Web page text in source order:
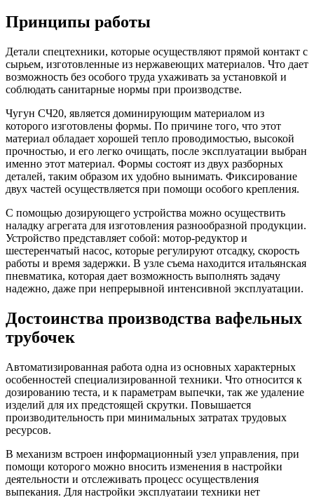
Принципы работы
Детали спецтехники, которые осуществляют прямой контакт с
сырьем, изготовленные из нержавеющих материалов. Что дает
возможность без особого труда ухаживать за установкой и
соблюдать санитарные нормы при производстве.
Чугун СЧ20, является доминирующим материалом из
которого изготовлены формы. По причине того, что этот
материал обладает хорошей тепло проводимостью, высокой
прочностью, и его легко очищать, после эксплуатации выбран
именно этот материал. Формы состоят из двух разборных
деталей, таким образом их удобно вынимать. Фиксирование
двух частей осуществляется при помощи особого крепления.
С помощью дозирующего устройства можно осуществить
наладку агрегата для изготовления разнообразной продукции.
Устройство представляет собой: мотор-редуктор и
шестеренчатый насос, которые регулируют отсадку, скорость
работы и время задержки. В узле съема находится итальянская
пневматика, которая дает возможность выполнять задачу
надежно, даже при непрерывной интенсивной эксплуатации.
Достоинства производства вафельных
трубочек
Автоматизированная работа одна из основных характерных
особенностей специализированной техники. Что относится к
дозированию теста, и к параметрам выпечки, так же удаление
изделий для их предстоящей скрутки. Повышается
производительность при минимальных затратах трудовых
ресурсов.
В механизм встроен информационный узел управления, при
помощи которого можно вносить изменения в настройки
деятельности и отслеживать процесс осуществления
выпекания. Для настройки эксплуатаии техники нет